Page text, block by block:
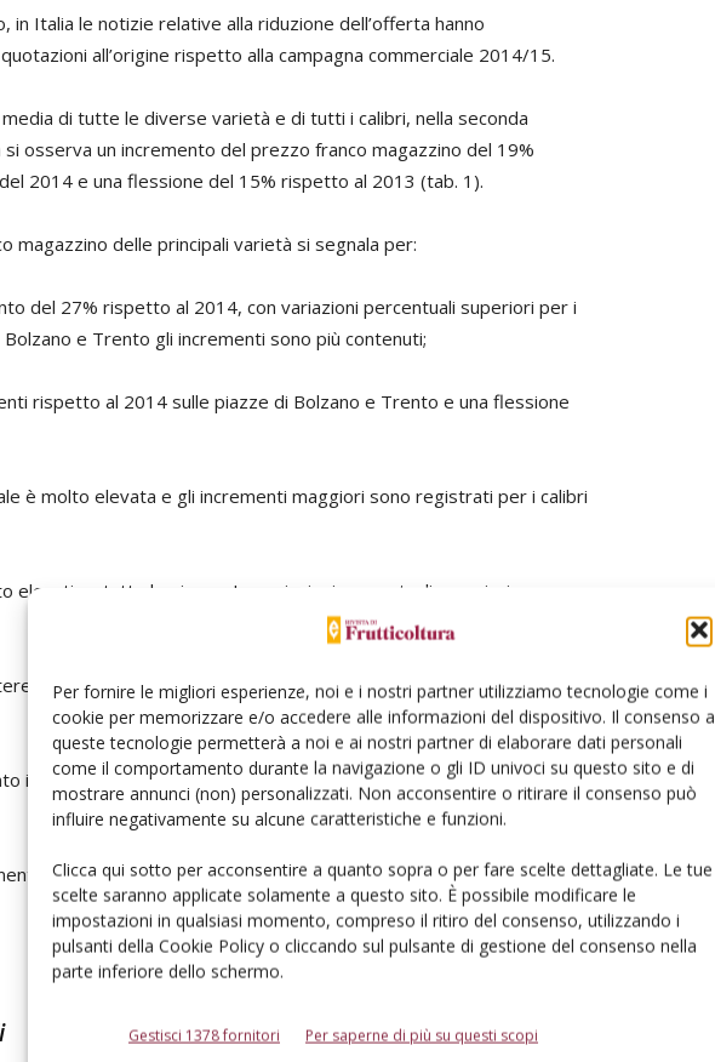
Per fornire le migliori esperienze, noi e i nostri partner utilizziamo tecnologie come i
cookie per memorizzare e/o accedere alle informazioni del dispositivo. Il consenso a
queste tecnologie permetterà a noi e ai nostri partner di elaborare dati personali
come il comportamento durante la navigazione o gli ID univoci su questo sito e di
mostrare annunci (non) personalizzati. Non acconsentire o ritirare il consenso può
influire negativamente su alcune caratteristiche e funzioni.
Clicca qui sotto per acconsentire a quanto sopra o per fare scelte dettagliate. Le tue
scelte saranno applicate solamente a questo sito. È possibile modificare le
impostazioni in qualsiasi momento, compreso il ritiro del consenso, utilizzando i
pulsanti della Cookie Policy o cliccando sul pulsante di gestione del consenso nella
parte inferiore dello schermo.
Gestisci 1378 fornitori Per saperne di più su questi scopi
in Italia le notizie relative alla riduzione dell’offerta hanno
all’origine rispetto alla campagna commerciale 2014/15.
di tutte le diverse varietà e di tutti i calibri, nella seconda
osserva un incremento del prezzo franco magazzino del 19%
2014 e una flessione del 15% rispetto al 2013 (tab. 1).
magazzino delle principali varietà si segnala per:
del 27% rispetto al 2014, con variazioni percentuali superiori per i
Bolzano e Trento gli incrementi sono più contenuti;
rispetto al 2014 sulle piazze di Bolzano e Trento e una flessione
è molto elevata e gli incrementi maggiori sono registrati per i calibri
elevati su tutte le piazze. Le variazioni percentuali maggiori
tutti i calibri, le percentuali maggiori sono relative ai calibri
i prezzi sono sui livelli del 2013 e in aumento del 21% rispetto al
del 15% rispetto al 2014 e sono in calo del 10% rispetto al